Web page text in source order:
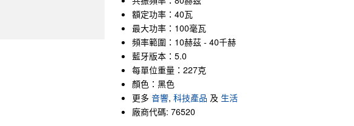
額定功率：40瓦
最大功率：100毫瓦
頻率範圍：10赫茲 - 40千赫
藍牙版本：5.0
每單位重量：227克
顏色：黑色
更多 音響, 科技產品 及 生活
廠商代碼: 76520